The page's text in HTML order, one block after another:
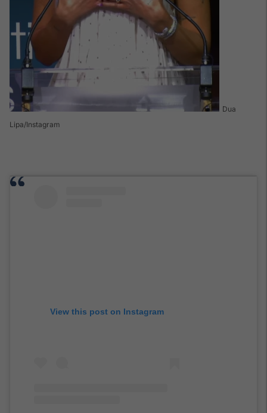
Dua
Lipa/Instagram
View this post on Instagram